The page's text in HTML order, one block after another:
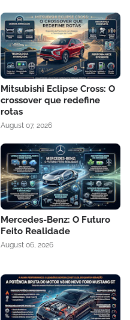
Mitsubishi Eclipse Cross: O
crossover que redefine
rotas
August 07, 2026
Mercedes-Benz: O Futuro
Feito Realidade
August 06, 2026